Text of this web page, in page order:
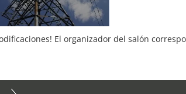
El organizador del salón